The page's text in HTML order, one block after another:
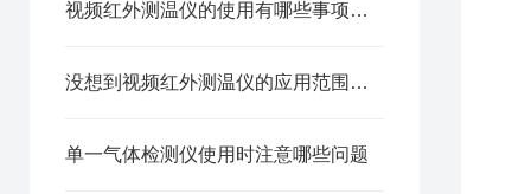
视频红外测温仪的使用有哪些事项需要注意呢
没想到视频红外测温仪的应用范围竟有这么广
单一气体检测仪使用时注意哪些问题